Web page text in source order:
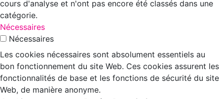
cours d'analyse et n'ont pas encore été classés dans une
catégorie.
Nécessaires
Nécessaires
Les cookies nécessaires sont absolument essentiels au
bon fonctionnement du site Web. Ces cookies assurent les
fonctionnalités de base et les fonctions de sécurité du site
Web, de manière anonyme.